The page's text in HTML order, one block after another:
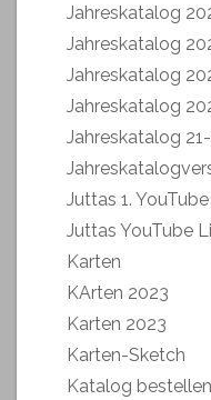
Jahreskatalog
Jahreskatalog
Jahreskatalog
Jahreskatalog
Jahreskatalog
Juttas 1.
Juttas YouTube
Karten
KArten 2023
Karten 2023
Karten-Sketch
Katalog